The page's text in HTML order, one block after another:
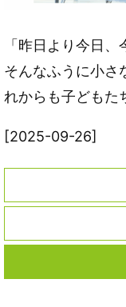
「昨日より今日、
そんなふうに小さ
れからも子どもた
[2025-09-26]